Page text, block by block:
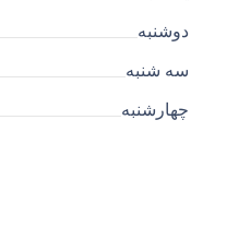
دوشنبه
سه شنبه
چهارشنبه